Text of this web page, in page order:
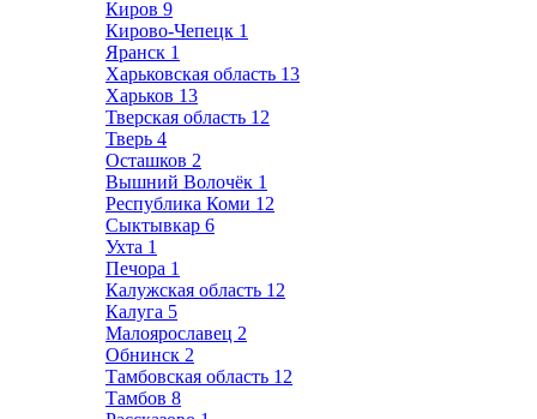
Киров 9
Кирово-Чепецк 1
Яранск 1
Харьковская область 13
Харьков 13
Тверская область 12
Тверь 4
Осташков 2
Вышний Волочёк 1
Республика Коми 12
Сыктывкар 6
Ухта 1
Печора 1
Калужская область 12
Калуга 5
Малоярославец 2
Обнинск 2
Тамбовская область 12
Тамбов 8